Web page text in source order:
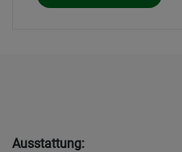
Ausstattung: